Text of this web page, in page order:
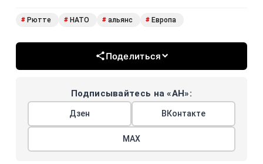
# Рютте # НАТО # альянс # Европа
Поделиться
Подписывайтесь на «АН»:
Дзен ВКонтакте
МАХ